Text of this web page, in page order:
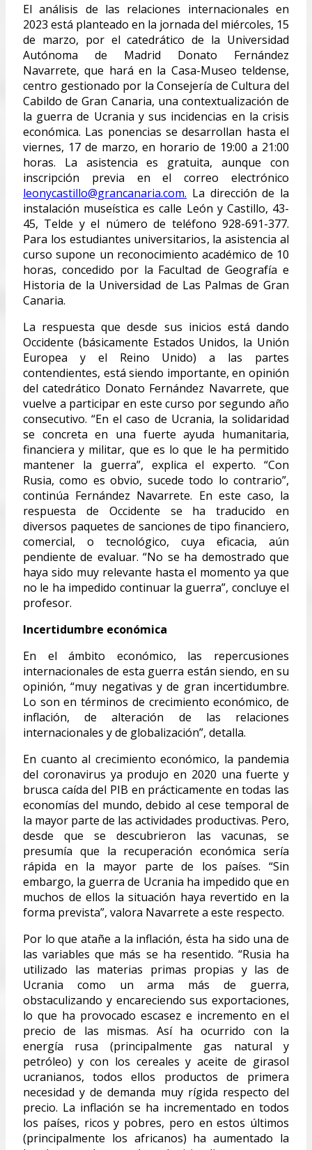
El análisis de las relaciones internacionales en
2023 está planteado en la jornada del miércoles, 15
de marzo, por el catedrático de la Universidad
Autónoma de Madrid Donato Fernández
Navarrete, que hará en la Casa-Museo teldense,
centro gestionado por la Consejería de Cultura del
Cabildo de Gran Canaria, una contextualización de
la guerra de Ucrania y sus incidencias en la crisis
económica. Las ponencias se desarrollan hasta el
viernes, 17 de marzo, en horario de 19:00 a 21:00
horas. La asistencia es gratuita, aunque con
inscripción previa en el correo electrónico
leonycastillo@grancanaria.com. La dirección de la
instalación museística es calle León y Castillo, 43-
45, Telde y el número de teléfono 928-691-377.
Para los estudiantes universitarios, la asistencia al
curso supone un reconocimiento académico de 10
horas, concedido por la Facultad de Geografía e
Historia de la Universidad de Las Palmas de Gran
Canaria.
La respuesta que desde sus inicios está dando
Occidente (básicamente Estados Unidos, la Unión
Europea y el Reino Unido) a las partes
contendientes, está siendo importante, en opinión
del catedrático Donato Fernández Navarrete, que
vuelve a participar en este curso por segundo año
consecutivo. “En el caso de Ucrania, la solidaridad
se concreta en una fuerte ayuda humanitaria,
financiera y militar, que es lo que le ha permitido
mantener la guerra”, explica el experto. “Con
Rusia, como es obvio, sucede todo lo contrario”,
continúa Fernández Navarrete. En este caso, la
respuesta de Occidente se ha traducido en
diversos paquetes de sanciones de tipo financiero,
comercial, o tecnológico, cuya eficacia, aún
pendiente de evaluar. “No se ha demostrado que
haya sido muy relevante hasta el momento ya que
no le ha impedido continuar la guerra”, concluye el
profesor.
Incertidumbre económica
En el ámbito económico, las repercusiones
internacionales de esta guerra están siendo, en su
opinión, “muy negativas y de gran incertidumbre.
Lo son en términos de crecimiento económico, de
inflación, de alteración de las relaciones
internacionales y de globalización”, detalla.
En cuanto al crecimiento económico, la pandemia
del coronavirus ya produjo en 2020 una fuerte y
brusca caída del PIB en prácticamente en todas las
economías del mundo, debido al cese temporal de
la mayor parte de las actividades productivas. Pero,
desde que se descubrieron las vacunas, se
presumía que la recuperación económica sería
rápida en la mayor parte de los países. “Sin
embargo, la guerra de Ucrania ha impedido que en
muchos de ellos la situación haya revertido en la
forma prevista”, valora Navarrete a este respecto.
Por lo que atañe a la inflación, ésta ha sido una de
las variables que más se ha resentido. “Rusia ha
utilizado las materias primas propias y las de
Ucrania como un arma más de guerra,
obstaculizando y encareciendo sus exportaciones,
lo que ha provocado escasez e incremento en el
precio de las mismas. Así ha ocurrido con la
energía rusa (principalmente gas natural y
petróleo) y con los cereales y aceite de girasol
ucranianos, todos ellos productos de primera
necesidad y de demanda muy rígida respecto del
precio. La inflación se ha incrementado en todos
los países, ricos y pobres, pero en estos últimos
(principalmente los africanos) ha aumentado la